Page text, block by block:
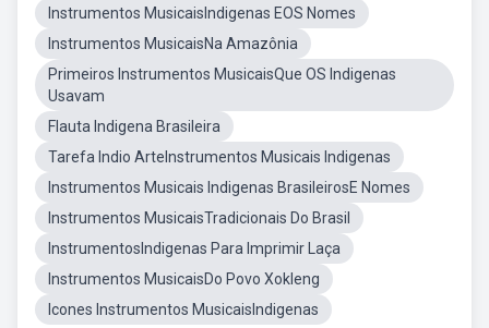
Instrumentos MusicaisIndigenas EOS Nomes
Instrumentos MusicaisNa Amazônia
Primeiros Instrumentos MusicaisQue OS Indigenas
Usavam
Flauta Indigena Brasileira
Tarefa Indio ArteInstrumentos Musicais Indigenas
Instrumentos Musicais Indigenas BrasileirosE Nomes
Instrumentos MusicaisTradicionais Do Brasil
InstrumentosIndigenas Para Imprimir Laça
Instrumentos MusicaisDo Povo Xokleng
Icones Instrumentos MusicaisIndigenas